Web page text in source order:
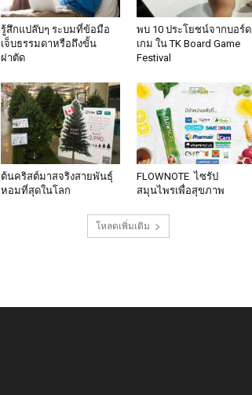
รู้สึกแปล๊บๆ ระบมที่ข้อมือ
เจ็บธรรมดาหรือถึงขั้น
ผ่าตัด
พบ 10 ประโยชน์จากบอร์ด
เกม ใน TK Board Game
Festival
ต้นคริสต์มาสจริงสายพันธุ์
หอมที่สุดในโลก
FLOWNOTE ไซรัป
สมุนไพรเพื่อสุขภาพ
โหลดเพิ่มเติม